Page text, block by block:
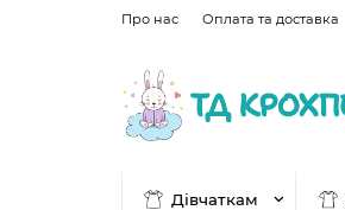
Про нас Оплата та доставка
Дівчаткам